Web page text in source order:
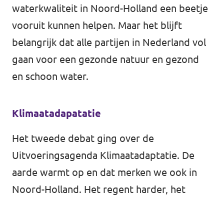
waterkwaliteit in Noord-Holland een beetje
vooruit kunnen helpen. Maar het blijft
belangrijk dat alle partijen in Nederland vol
gaan voor een gezonde natuur en gezond
en schoon water.
Klimaatadapatatie
Het tweede debat ging over de
Uitvoeringsagenda Klimaatadaptatie. De
aarde warmt op en dat merken we ook in
Noord-Holland. Het regent harder, het